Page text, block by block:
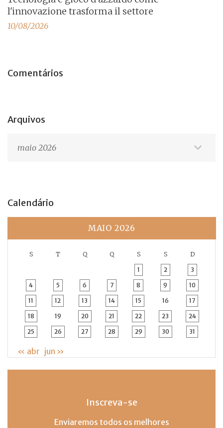
l'innovazione trasforma il settore
10/08/2026
Comentários
Arquivos
Calendário
MAIO 2026
S T Q Q S S D
1 2 3
4 5 6 7 8 9 10
11 12 13 14 15 16 17
18 19 20 21 22 23 24
25 26 27 28 29 30 31
« abr jun »
Inscreva-se
Enviaremos todos os melhores